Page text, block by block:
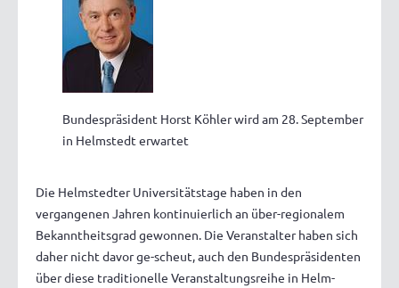
Bundespräsident Horst Köhler wird am 28. September
in Helmstedt erwartet
Die Helmstedter Universitätstage haben in den
vergangenen Jahren kontinuierlich an über-regionalem
Bekanntheitsgrad gewonnen. Die Veranstalter haben sich
daher nicht davor ge-scheut, auch den Bundespräsidenten
über diese traditionelle Veranstaltungsreihe in Helm-